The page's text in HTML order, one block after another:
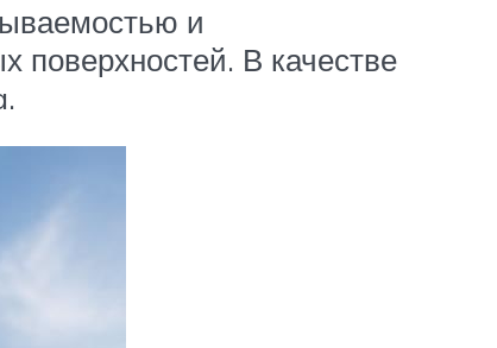
и
поверхностей. В качестве